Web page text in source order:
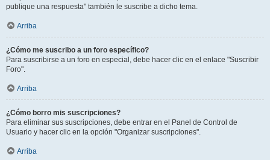
publique una respuesta" también le suscribe a dicho tema.
Arriba
¿Cómo me suscribo a un foro específico?
Para suscribirse a un foro en especial, debe hacer clic en el enlace "Suscribir
Foro".
Arriba
¿Cómo borro mis suscripciones?
Para eliminar sus suscripciones, debe entrar en el Panel de Control de
Usuario y hacer clic en la opción "Organizar suscripciones".
Arriba